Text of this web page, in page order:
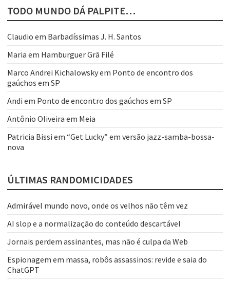
TODO MUNDO DÁ PALPITE…
Claudio em Barbadíssimas J. H. Santos
Maria em Hamburguer Grã Filé
Marco Andrei Kichalowskyem Ponto de encontro dos
gaúchos em SP
Andi em Ponto de encontro dos gaúchos em SP
Antônio Oliveira em Meia
Patricia Bissi em “Get Lucky” em versão jazz-samba-bossa-
nova
ÚLTIMAS RANDOMICIDADES
Admirável mundo novo, onde os velhos não têm vez
AI slop e a normalização do conteúdo descartável
Jornais perdem assinantes, mas não é culpa da Web
Espionagem em massa, robôs assassinos: revide e saia do
ChatGPT